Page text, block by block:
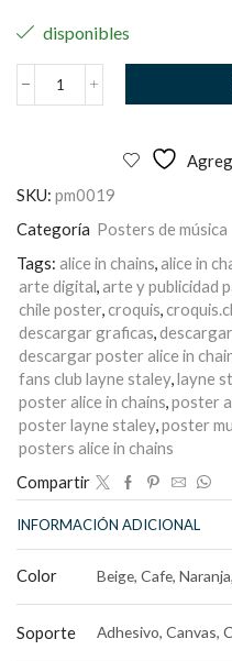
disponibles
Alice
SKU: pm0019
Categoría Posters de música
Tags: alice in chains alice in
arte digital arte y publicidad
chile poster croquis croquis.cl
descargar graficas
descargar poster alice in
fans club layne staley layne
poster alice in chains poster
poster layne staley poster
posters alice in chains
Compartir
INFORMACIÓN ADICIONAL
Color Beige, Cafe,
Soporte Adhesivo, Canvas,